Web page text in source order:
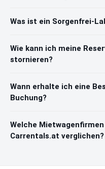
Was ist ein Sorgenfrei-
Wie kann ich meine
stornieren?
Wann erhalte ich eine
Buchung?
Welche
Carrentals.at